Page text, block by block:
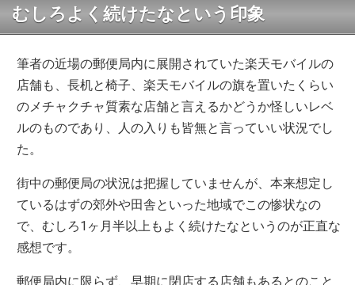
むしろよく続けたなという印象
筆者の近場の郵便局内に展開されていた楽天モバイルの
店舗も、長机と椅子、楽天モバイルの旗を置いたくらい
のメチャクチャ質素な店舗と言えるかどうか怪しいレベ
ルのものであり、人の入りも皆無と言っていい状況でし
た。
街中の郵便局の状況は把握していませんが、本来想定し
ているはずの郊外や田舎といった地域でこの惨状なの
で、むしろ1ヶ月半以上もよく続けたなというのが正直な
感想です。
郵便局内に限らず、早期に閉店する店舗もあるとのこと